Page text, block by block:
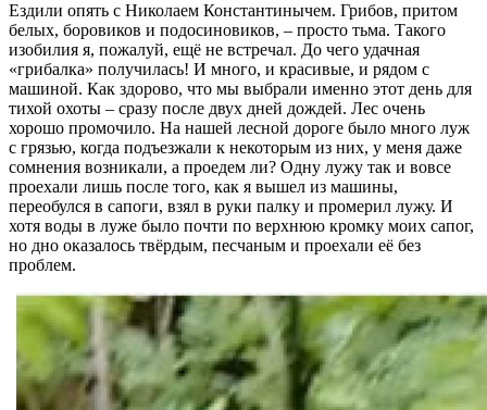
Ездили опять с Николаем Константинычем. Грибов, притом
белых, боровиков и подосиновиков, – просто тьма. Такого
изобилия я, пожалуй, ещё не встречал. До чего удачная
«грибалка» получилась! И много, и красивые, и рядом с
машиной. Как здорово, что мы выбрали именно этот день для
тихой охоты – сразу после двух дней дождей. Лес очень
хорошо промочило. На нашей лесной дороге было много луж
с грязью, когда подъезжали к некоторым из них, у меня даже
сомнения возникали, а проедем ли? Одну лужу так и вовсе
проехали лишь после того, как я вышел из машины,
переобулся в сапоги, взял в руки палку и промерил лужу. И
хотя воды в луже было почти по верхнюю кромку моих сапог,
но дно оказалось твёрдым, песчаным и проехали её без
проблем.